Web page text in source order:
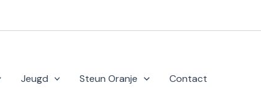
Jeugd Steun Oranje Contact